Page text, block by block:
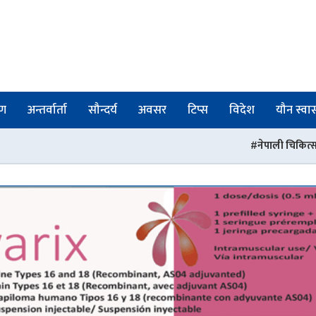
अन्तर्वार्ता सौन्दर्य अवसर टिप्स विदेश यौन
नेपाली चिकित्सकहरुको संस्था